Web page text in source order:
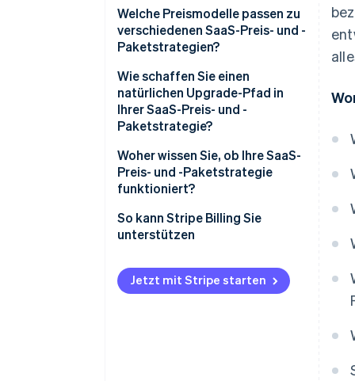
Welche Preismodelle passen zu
verschiedenen SaaS-Preis- und -
Paketstrategien?
Wie schaffen Sie einen
natürlichen Upgrade-Pfad in
Ihrer SaaS-Preis- und -
Paketstrategie?
Woher wissen Sie, ob Ihre SaaS-
Preis- und -Paketstrategie
funktioniert?
So kann Stripe Billing Sie
unterstützen
Jetzt mit Stripe starten